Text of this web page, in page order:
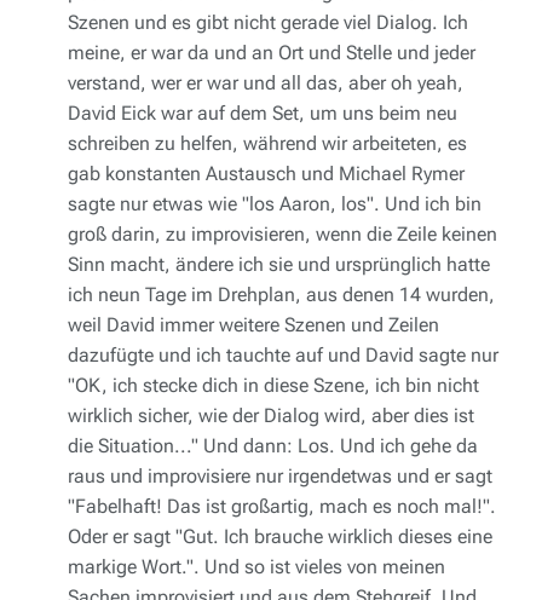
Szenen und es gibt nicht gerade viel Dialog. Ich
meine, er war da und an Ort und Stelle und jeder
verstand, wer er war und all das, aber oh yeah,
David Eick war auf dem Set, um uns beim neu
schreiben zu helfen, während wir arbeiteten, es
gab konstanten Austausch und Michael Rymer
sagte nur etwas wie "los Aaron, los". Und ich bin
groß darin, zu improvisieren, wenn die Zeile keinen
Sinn macht, ändere ich sie und ursprünglich hatte
ich neun Tage im Drehplan, aus denen 14 wurden,
weil David immer weitere Szenen und Zeilen
dazufügte und ich tauchte auf und David sagte nur
"OK, ich stecke dich in diese Szene, ich bin nicht
wirklich sicher, wie der Dialog wird, aber dies ist
die Situation..." Und dann: Los. Und ich gehe da
raus und improvisiere nur irgendetwas und er sagt
"Fabelhaft! Das ist großartig, mach es noch mal!".
Oder er sagt "Gut. Ich brauche wirklich dieses eine
markige Wort.". Und so ist vieles von meinen